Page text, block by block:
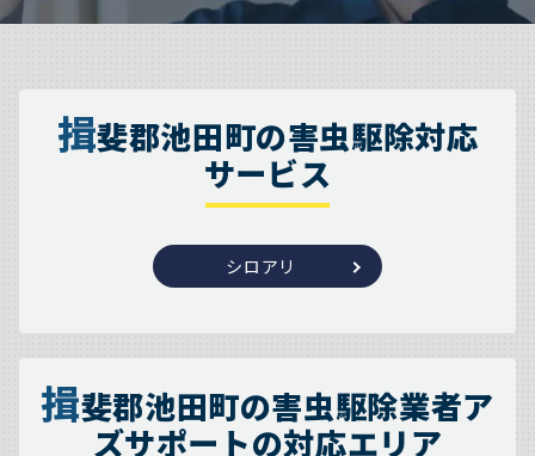
揖斐郡池田町の害虫駆除対応
サービス
シロアリ
揖斐郡池田町の害虫駆除業者ア
ズサポートの対応エリア